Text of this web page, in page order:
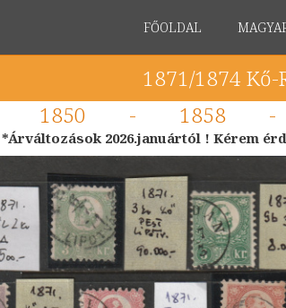
FŐOLDAL
1871/1874
1850 - 1858
*Árváltozások 2026.januártól ! Kérem